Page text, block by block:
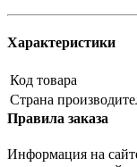
Характеристики
Код товара
Страна
Правила заказа
Информация на